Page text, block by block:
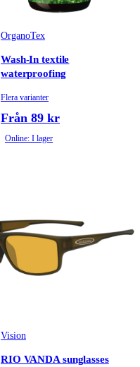
OrganoTex
Wash-In textile
waterproofing
Flera varianter
Från 89 kr
Online: I lager
Vision
RIO VANDA sunglasses